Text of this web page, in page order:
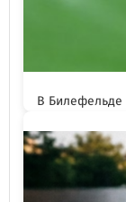
В Билефельде